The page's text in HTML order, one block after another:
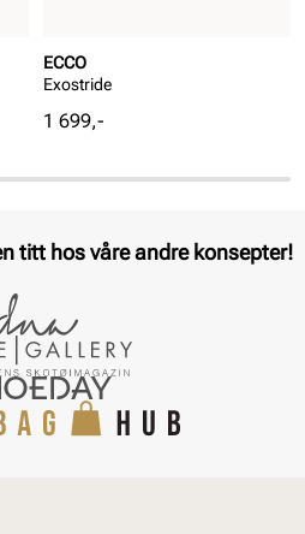
ECCO
Exostride
Pris
1 699,-
titt hos våre andre konsepter!